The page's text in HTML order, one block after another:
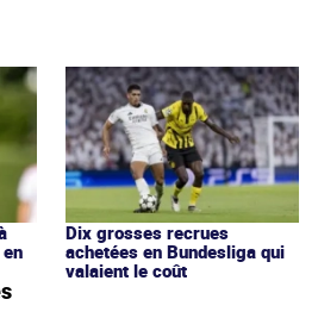
Dix grosses recrues
achetées en Bundesliga qui
valaient le coût